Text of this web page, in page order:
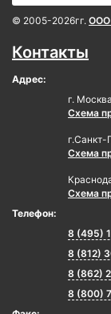
© 2005-2026гг. ООО
Контакты
Адрес:
г.
Схема
г.Санкт-
Схема
Схема
Телефон:
8 (495)
8 (812)
8 (862)
8 (800)